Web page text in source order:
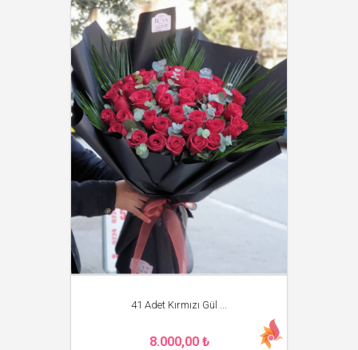
41 Adet Kırmızı Gül ...
8.000,00 ₺